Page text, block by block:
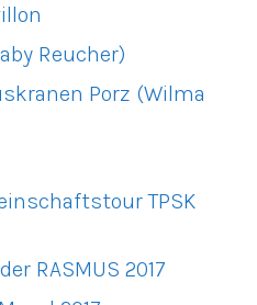
Reucher)
Porz (Wilma
TPSK
RASMUS 2017